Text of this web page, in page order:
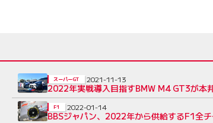
2022年実戦導入目指すBMW M4 GT3が本
スーパーGT 2021-11-13
BBSジャパン、2022年から供給するF1全
F1 2022-01-14